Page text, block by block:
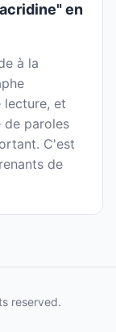
en
à la
lecture, et
de paroles
C'est
de
reserved.